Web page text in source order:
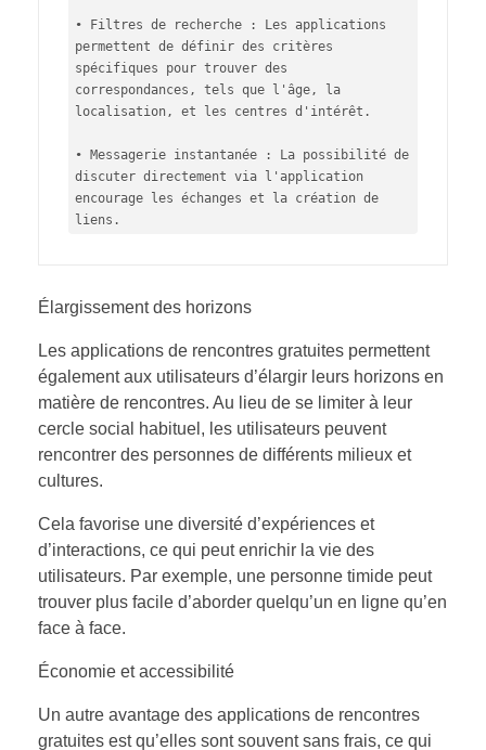
• Filtres de recherche : Les applications
permettent de définir des critères
spécifiques pour trouver des
correspondances, tels que l'âge, la
localisation, et les centres d'intérêt.
• Messagerie instantanée : La possibilité de
discuter directement via l'application
encourage les échanges et la création de
liens.
Élargissement des horizons
Les applications de rencontres gratuites permettent
également aux utilisateurs d’élargir leurs horizons en
matière de rencontres. Au lieu de se limiter à leur
cercle social habituel, les utilisateurs peuvent
rencontrer des personnes de différents milieux et
cultures.
Cela favorise une diversité d’expériences et
d’interactions, ce qui peut enrichir la vie des
utilisateurs. Par exemple, une personne timide peut
trouver plus facile d’aborder quelqu’un en ligne qu’en
face à face.
Économie et accessibilité
Un autre avantage des applications de rencontres
gratuites est qu’elles sont souvent sans frais, ce qui